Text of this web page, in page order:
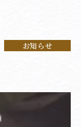
お知らせ